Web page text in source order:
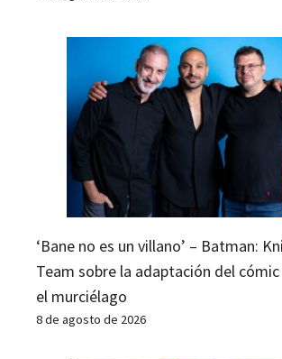
‘Bane no es un villano’ – Batman:
Team sobre la adaptación del
el murciélago
8 de agosto de 2026